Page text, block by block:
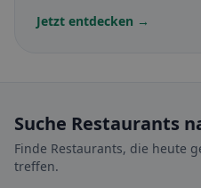
Jetzt entdecken →
Suche Restaurants
Finde Restaurants, die heute
treffen.